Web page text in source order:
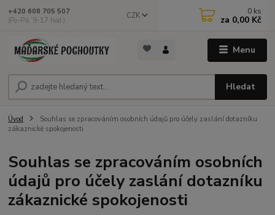
Menu
CZK
Hledat
+420 608 705 507
(Po-Pá, 9-17 hod.)
0 ks
za 0,00 Kč
Úvod
Souhlas se zpracováním osobních údajů pro účely zaslání dotazníku
zákaznické spokojenosti
Souhlas se zpracováním osobních
údajů pro účely zaslání dotazníku
zákaznické spokojenosti